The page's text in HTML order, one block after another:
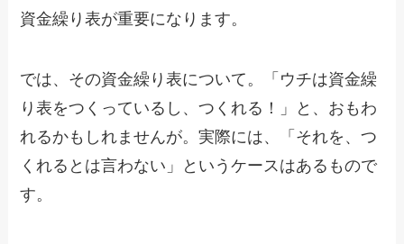
資金繰り表が重要になります。
では、その資金繰り表について。「ウチは資金繰
り表をつくっているし、つくれる！」と、おもわ
れるかもしれませんが。実際には、「それを、つ
くれるとは言わない」というケースはあるもので
す。